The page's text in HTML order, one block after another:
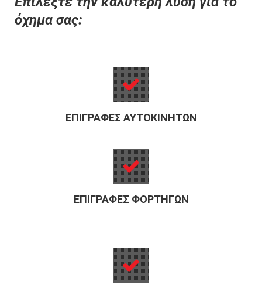
όχημα σας:
ΕΠΙΓΡΑΦΈΣ ΑΥΤΟΚΙΝΉΤΩΝ
ΕΠΙΓΡΑΦΈΣ ΦΟΡΤΗΓΏΝ